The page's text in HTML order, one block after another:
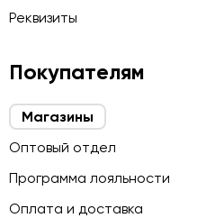
Реквизиты
Покупателям
Магазины
Оптовый отдел
Программа лояльности
Оплата и доставка